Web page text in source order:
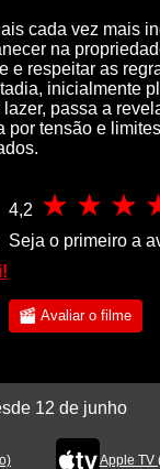
cada vez mais
na
e respeitar as
inicialmente
passa a
por tensão e limites
4,2
Seja o primeiro a
Avaliar o filme
12 de junho
Apple TV